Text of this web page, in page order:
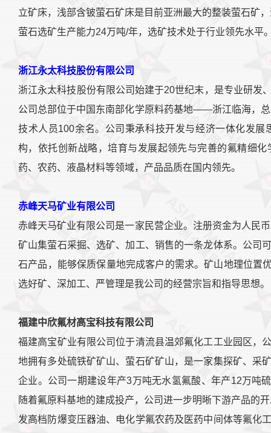
立矿床，浅部含铍萤石矿床是目前亚洲最大的整装萤石矿
萤石选矿生产能力24万吨/年，选矿技术处于行业领先水平
浙江永太科技股份有限公司
浙江永太科技股份有限公司始建于20世纪末，是专业研发
公司总部位于中国东南部化学原料药基地——浙江临海，
技术人员100余名。公司秉承科技开发与经济一体化发
构，依托创新战略，培育与发展起领先与完善的氟精细
药、农药、液晶材料等领域，产品品质在国内领先。
赤峰天马矿业有限公司
赤峰天马矿业有限公司是一家民营企业。注册资金为人民
矿山集萤石采掘、选矿、加工、销售的一条龙体系。公司
石产品，能够保质保量地完成客户的需求。矿山地理位置
选好矿、深加工、严管理是我公司的经营宗旨和指导思想。
福建中欣氟材高宝科技有限公司
福建高宝矿业有限公司位于清流县温郊氟化工工业园区，
地拥有多处硫铁矿矿山、萤石矿矿山，是一家集探矿、采
企业。公司一期建设年产3万吨无水氢氟酸、年产12万吨
随着氟原料基地的建成投产，公司进一步明晰下游产品
发高档防爆变压器油、电化学氟农药及医药中间体等氟化